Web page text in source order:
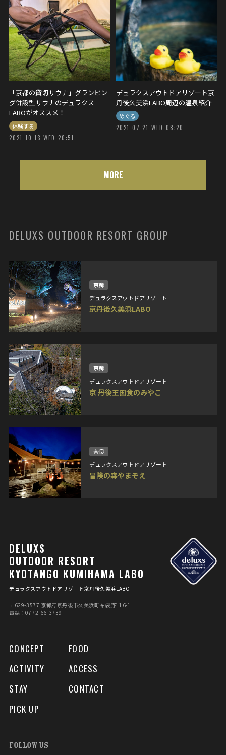
デュラクスアウトドアリゾート冒険の森やまぞえ
ホテル丹後王国デュラクスアウトドアリゾート京丹後王国食のみ
やこ
丹後王国
京 丹後 京丹後久美浜
京都
京都グランピング
冒険の森 奈良県
女子会
整う サウナ
関西 関西 グランピング 食のみやこ
「京都の貸切サウナ」グランピン
グ併設型サウナのデュラクス
LABOがオススメ！
体験する
2021.10.13 WED 20:51
デュラクスアウトドアリゾート京
丹後久美浜LABO周辺の温泉紹介
めぐる
2021.07.21 WED 08:20
MORE
DELUXS OUTDOOR RESORT GROUP
京都
デュラクスアウトドアリゾート
京丹後久美浜LABO
京都
デュラクスアウトドアリゾート
京 丹後王国食のみやこ
奈良
デュラクスアウトドアリゾート
冒険の森やまぞえ
DELUXS
OUTDOOR RESORT
KYOTANGO KUMIHAMA LABO
デュラクスアウトドアリゾート京丹後久美浜LABO
〒629-3577 京都府京丹後市久美浜町布袋野116-1
電話：0772-66-3739
CONCEPT
ACTIVITY
STAY
PICK UP
FOOD
ACCESS
CONTACT
FOLLOW US